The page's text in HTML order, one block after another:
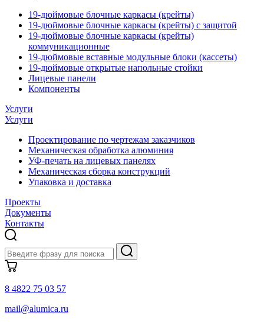
19-дюймовые блочные каркасы (крейты)
19-дюймовые блочные каркасы (крейты) с защитой
19-дюймовые блочные каркасы (крейты)
коммуникационные
19-дюймовые вставные модульные блоки (кассеты)
19-дюймовые открытые напольные стойки
Лицевые панели
Компоненты
Услуги
Услуги
Проектирование по чертежам заказчиков
Механическая обработка алюминия
УФ-печать на лицевых панелях
Механическая сборка конструкций
Упаковка и доставка
Проекты
Документы
Контакты
8 4822 75 03 57
mail@alumica.ru